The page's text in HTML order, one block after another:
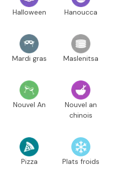
Halloween Hanoucca
Mardi gras Maslenitsa
Nouvel An
Nouvel an
chinois
Pizza Plats froids